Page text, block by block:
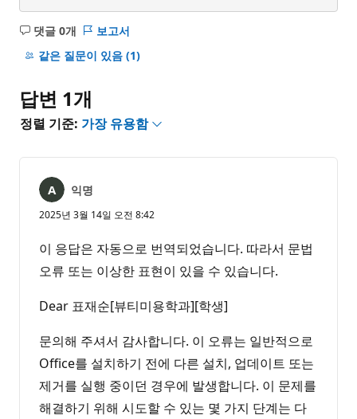
댓글 0개
설
명
음
보고서
같은 질문이 있음 (1)
답변 1개
정렬 기준: 가장 유용함
익명
2025년 3월 14일 오전 8:42
이 응답은 자동으로 번역되었습니다. 따라서 문법
오류 또는 이상한 표현이 있을 수 있습니다.
Dear 표재순[뷰티미용학과][학생]
문의해 주셔서 감사합니다. 이 오류는 일반적으로
Office를 설치하기 전에 다른 설치, 업데이트 또는
제거를 실행 중이던 경우에 발생합니다. 이 문제를
해결하기 위해 시도할 수 있는 몇 가지 단계는 다